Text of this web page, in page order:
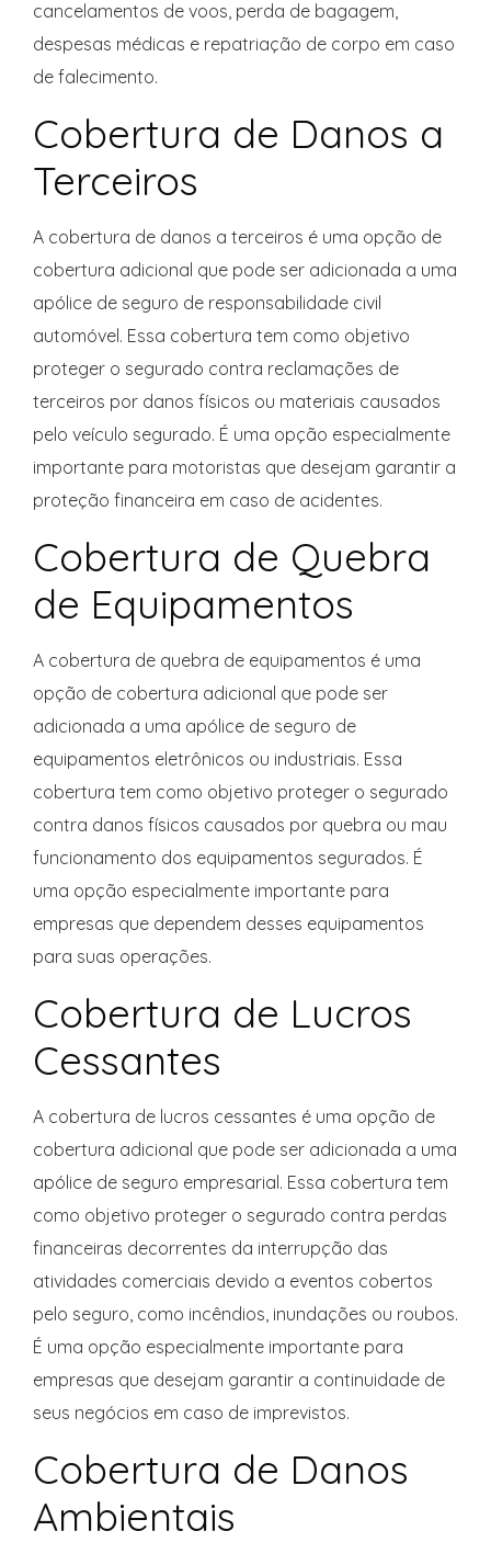
cancelamentos de voos, perda de bagagem,
despesas médicas e repatriação de corpo em caso
de falecimento.
Cobertura de Danos a
Terceiros
A cobertura de danos a terceiros é uma opção de
cobertura adicional que pode ser adicionada a uma
apólice de seguro de responsabilidade civil
automóvel. Essa cobertura tem como objetivo
proteger o segurado contra reclamações de
terceiros por danos físicos ou materiais causados
pelo veículo segurado. É uma opção especialmente
importante para motoristas que desejam garantir a
proteção financeira em caso de acidentes.
Cobertura de Quebra
de Equipamentos
A cobertura de quebra de equipamentos é uma
opção de cobertura adicional que pode ser
adicionada a uma apólice de seguro de
equipamentos eletrônicos ou industriais. Essa
cobertura tem como objetivo proteger o segurado
contra danos físicos causados por quebra ou mau
funcionamento dos equipamentos segurados. É
uma opção especialmente importante para
empresas que dependem desses equipamentos
para suas operações.
Cobertura de Lucros
Cessantes
A cobertura de lucros cessantes é uma opção de
cobertura adicional que pode ser adicionada a uma
apólice de seguro empresarial. Essa cobertura tem
como objetivo proteger o segurado contra perdas
financeiras decorrentes da interrupção das
atividades comerciais devido a eventos cobertos
pelo seguro, como incêndios, inundações ou roubos.
É uma opção especialmente importante para
empresas que desejam garantir a continuidade de
seus negócios em caso de imprevistos.
Cobertura de Danos
Ambientais